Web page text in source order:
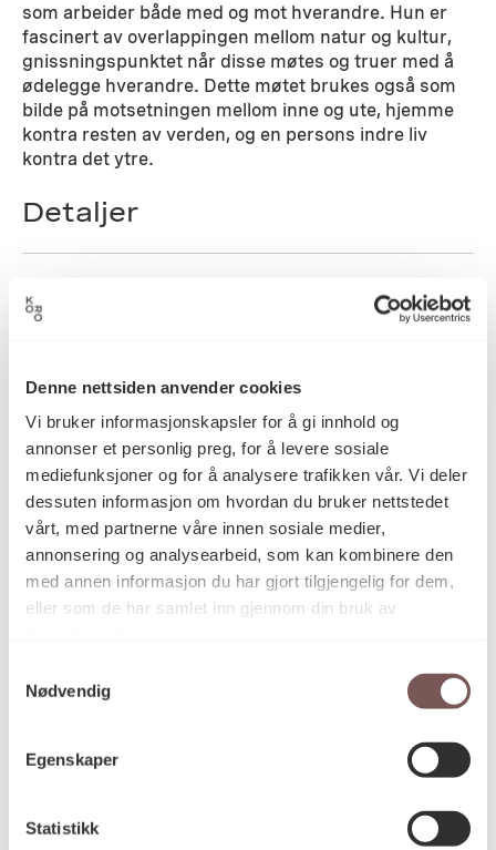
Denne nettsiden anvender cookies
Vi bruker informasjonskapsler for å gi innhold og
annonser et personlig preg, for å levere sosiale
mediefunksjoner og for å analysere trafikken vår. Vi deler
dessuten informasjon om hvordan du bruker nettstedet
vårt, med partnerne våre innen sosiale medier,
annonsering og analysearbeid, som kan kombinere den
med annen informasjon du har gjort tilgjengelig for dem,
eller som de har samlet inn gjennom din bruk av
Nødvendig
Egenskaper
Statistikk
som arbeider både med og mot hverandre. Hun er
fascinert av overlappingen mellom natur og kultur,
gnissningspunktet når disse møtes og truer med å
ødelegge hverandre. Dette møtet brukes også som
bilde på motsetningen mellom inne og ute, hjemme
kontra resten av verden, og en persons indre liv
kontra det ytre.
Detaljer
Datering
Kunstner Tiril Schrøder
Kategori
Akrylmaling, Betongmaleri, Digital
print, Maleri, Vegginstallasjon
Teknikk og
materiale
Akrylmaling, tusjlavering og
computertrykk på vegg
Mål
Reference